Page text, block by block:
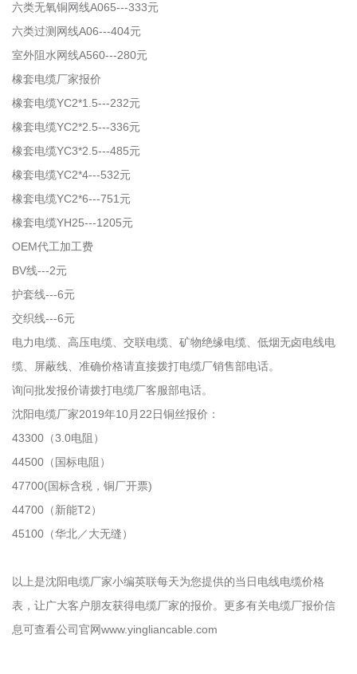
六类无氧铜网线A065---333元
六类过测网线A06---404元
室外阻水网线A560---280元
橡套电缆厂家报价
橡套电缆YC2*1.5---232元
橡套电缆YC2*2.5---336元
橡套电缆YC3*2.5---485元
橡套电缆YC2*4---532元
橡套电缆YC2*6---751元
橡套电缆YH25---1205元
OEM代工加工费
BV线---2元
护套线---6元
交织线---6元
电力电缆、高压电缆、交联电缆、矿物绝缘电缆、低烟无卤电线电
缆、屏蔽线、准确价格请直接拨打电缆厂销售部电话。
询问批发报价请拨打电缆厂客服部电话。
沈阳电缆厂家2019年10月22日铜丝报价：
43300（3.0电阻）
44500（国标电阻）
47700(国标含税，铜厂开票)
44700（新能T2）
45100（华北／大无缝）
以上是沈阳电缆厂家小编英联每天为您提供的当日电线电缆价格
表，让广大客户朋友获得电缆厂家的报价。更多有关电缆厂报价信
息可查看公司官网www.yingliancable.com